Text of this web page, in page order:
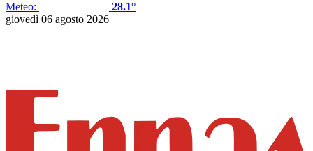
Meteo:
28.1°
giovedì 06 agosto 2026